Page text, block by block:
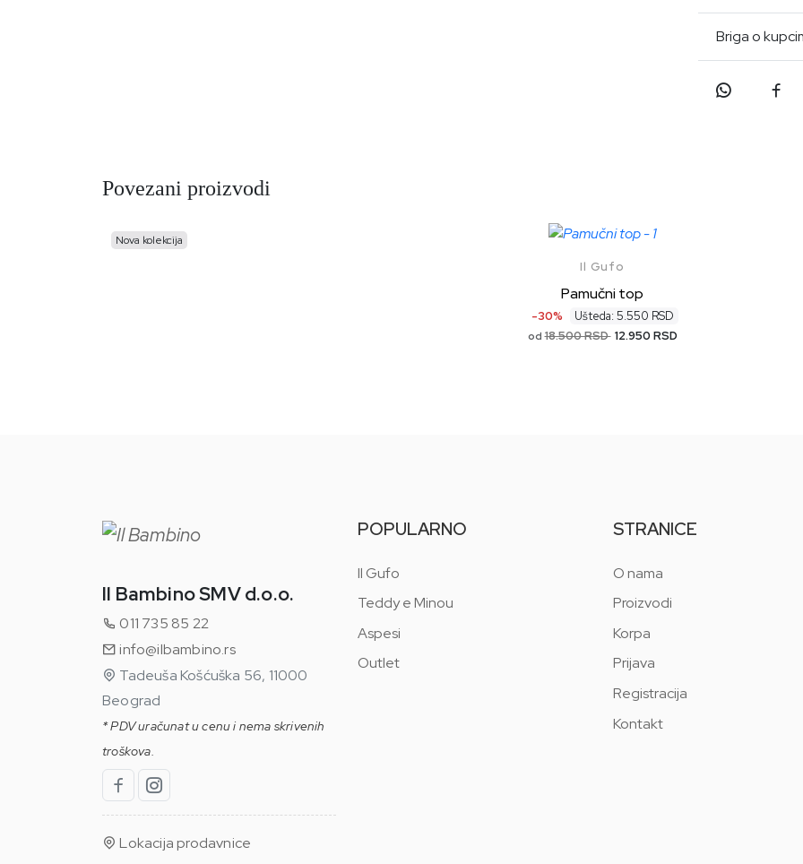
Briga o
Povezani proizvodi
Nova kolekcija
Il Gufo
Pamučni top
-30% Ušteda: 5.550 RSD
od 18.500 RSD 12.950 RSD
Il Bambino SMV d.o.o.
011 735 85 22
info@ilbambino.rs
Tadeuša Košćuška 56, 11000
Beograd
* PDV uračunat u cenu i nema skrivenih
troškova.
Lokacija prodavnice
POPULARNO
Il Gufo
Teddy e Minou
Aspesi
Outlet
STRANICE
O nama
Proizvodi
Korpa
Prijava
Registracija
Kontakt